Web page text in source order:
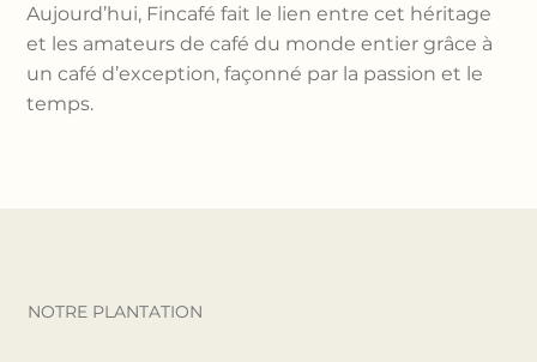
Aujourd’hui, Fincafé fait le lien entre cet héritage
et les amateurs de café du monde entier grâce à
un café d’exception, façonné par la passion et le
temps.
NOTRE PLANTATION